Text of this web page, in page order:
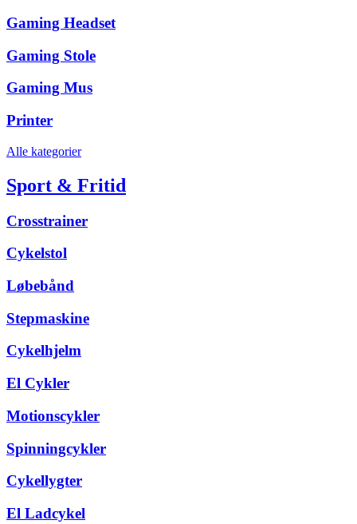
Gaming Headset
Gaming Stole
Gaming Mus
Printer
Alle kategorier
Sport & Fritid
Crosstrainer
Cykelstol
Løbebånd
Stepmaskine
Cykelhjelm
El Cykler
Motionscykler
Spinningcykler
Cykellygter
El Ladcykel